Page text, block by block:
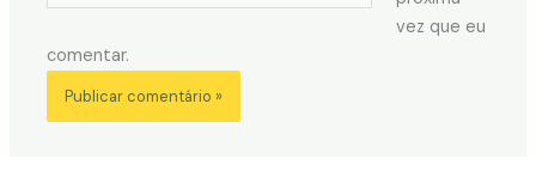
vez que eu
comentar.